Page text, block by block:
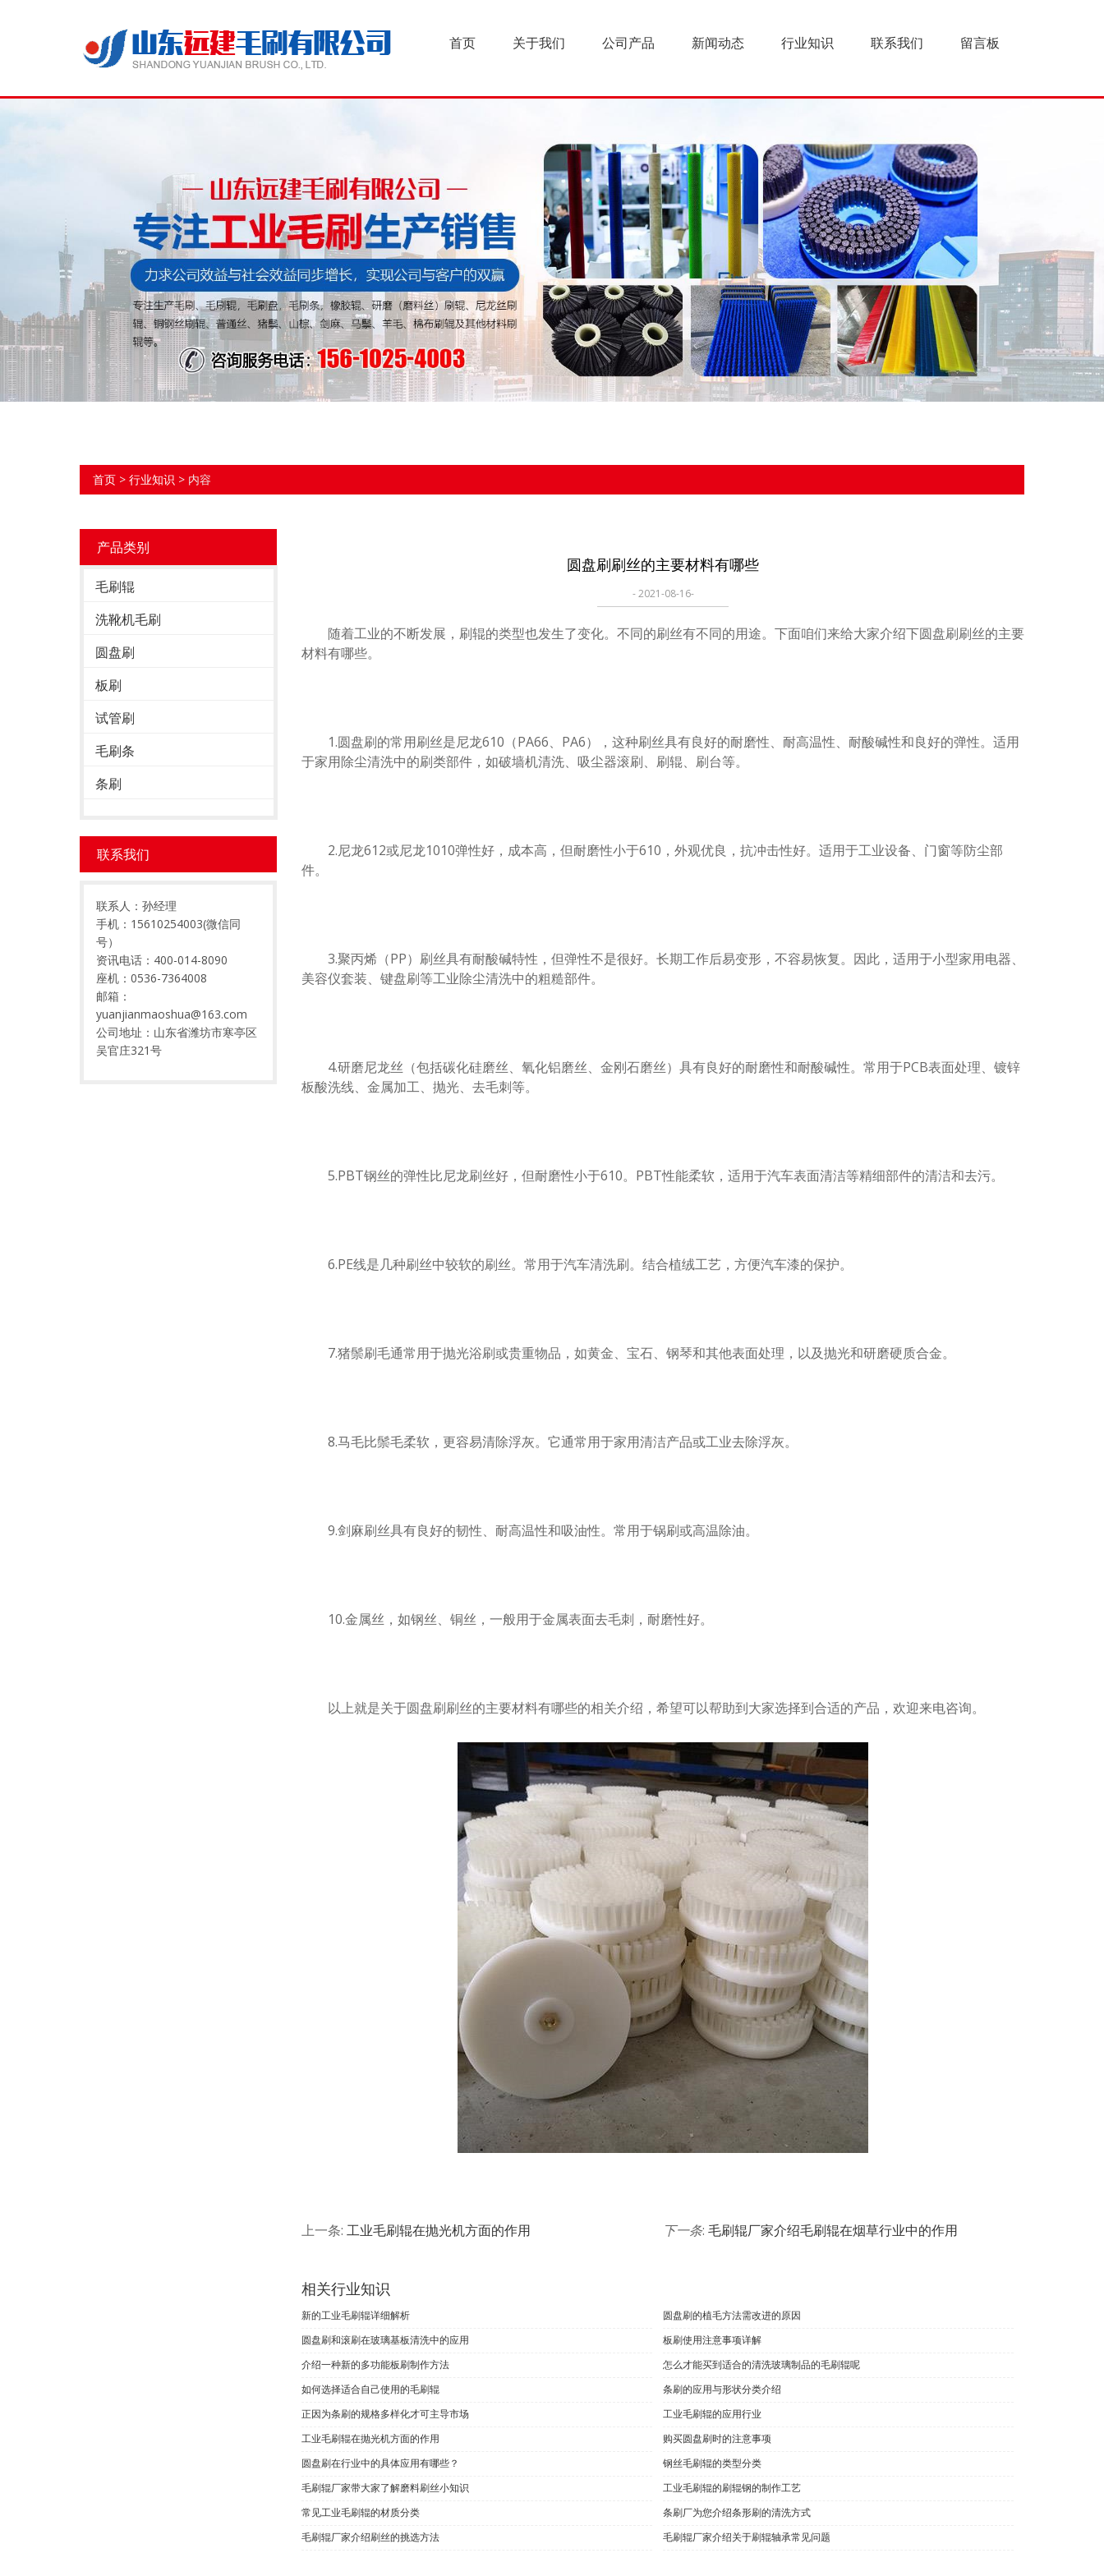
首页 关于我们 公司产品 新闻动态 行业知识 联系我们 留言板
首页 > 行业知识 > 内容
产品类别
毛刷辊
洗靴机毛刷
圆盘刷
板刷
试管刷
毛刷条
条刷
联系我们
联系人：孙经理
手机：15610254003(微信同
号）
资讯电话：400-014-8090
座机：0536-7364008
邮箱：
yuanjianmaoshua@163.com
公司地址：山东省潍坊市寒亭区
吴官庄321号
圆盘刷刷丝的主要材料有哪些
- 2021-08-16-
随着工业的不断发展，刷辊的类型也发生了变化。不同的刷丝有不同的用途。下面咱们来给大家介绍下圆盘刷刷丝的主要
材料有哪些。
1.圆盘刷的常用刷丝是尼龙610（PA66、PA6），这种刷丝具有良好的耐磨性、耐高温性、耐酸碱性和良好的弹性。适用
于家用除尘清洗中的刷类部件，如破墙机清洗、吸尘器滚刷、刷辊、刷台等。
2.尼龙612或尼龙1010弹性好，成本高，但耐磨性小于610，外观优良，抗冲击性好。适用于工业设备、门窗等防尘部
件。
3.聚丙烯（PP）刷丝具有耐酸碱特性，但弹性不是很好。长期工作后易变形，不容易恢复。因此，适用于小型家用电器、
美容仪套装、键盘刷等工业除尘清洗中的粗糙部件。
4.研磨尼龙丝（包括碳化硅磨丝、氧化铝磨丝、金刚石磨丝）具有良好的耐磨性和耐酸碱性。常用于PCB表面处理、镀锌
板酸洗线、金属加工、抛光、去毛刺等。
5.PBT钢丝的弹性比尼龙刷丝好，但耐磨性小于610。PBT性能柔软，适用于汽车表面清洁等精细部件的清洁和去污。
6.PE线是几种刷丝中较软的刷丝。常用于汽车清洗刷。结合植绒工艺，方便汽车漆的保护。
7.猪鬃刷毛通常用于抛光浴刷或贵重物品，如黄金、宝石、钢琴和其他表面处理，以及抛光和研磨硬质合金。
8.马毛比鬃毛柔软，更容易清除浮灰。它通常用于家用清洁产品或工业去除浮灰。
9.剑麻刷丝具有良好的韧性、耐高温性和吸油性。常用于锅刷或高温除油。
10.金属丝，如钢丝、铜丝，一般用于金属表面去毛刺，耐磨性好。
以上就是关于圆盘刷刷丝的主要材料有哪些的相关介绍，希望可以帮助到大家选择到合适的产品，欢迎来电咨询。
上一条: 工业毛刷辊在抛光机方面的作用 下一条: 毛刷辊厂家介绍毛刷辊在烟草行业中的作用
相关行业知识
新的工业毛刷辊详细解析
圆盘刷的植毛方法需改进的原因
圆盘刷和滚刷在玻璃基板清洗中的应用
板刷使用注意事项详解
介绍一种新的多功能板刷制作方法
怎么才能买到适合的清洗玻璃制品的毛刷辊呢
如何选择适合自己使用的毛刷辊
条刷的应用与形状分类介绍
正因为条刷的规格多样化才可主导市场
工业毛刷辊的应用行业
工业毛刷辊在抛光机方面的作用
购买圆盘刷时的注意事项
圆盘刷在行业中的具体应用有哪些？
钢丝毛刷辊的类型分类
毛刷辊厂家带大家了解磨料刷丝小知识
工业毛刷辊的刷辊钢的制作工艺
常见工业毛刷辊的材质分类
条刷厂为您介绍条形刷的清洗方式
毛刷辊厂家介绍刷丝的挑选方法
毛刷辊厂家介绍关于刷辊轴承常见问题